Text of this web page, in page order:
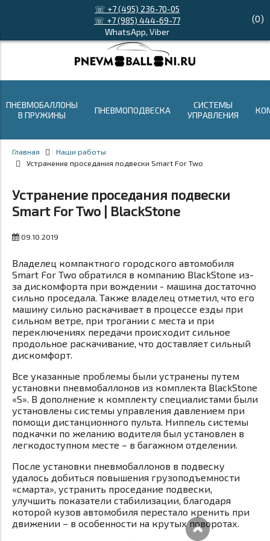
☏ +7 (495) 236-70-05
☏ +7 (985) 444-69-77
WhatsApp, Viber
(0)
ПНЕВМОБАЛЛОНЫ
В ПРУЖИНЫ
ПНЕВМОПОДВЕСКА
СИСТЕМЫ
УПРАВЛЕНИЯ
Главная
Наши работы
Устранение проседания подвески Smart For Two
Устранение проседания подвески
Smart For Two | BlackStone
09.10.2019
Владелец компактного городского автомобиля
Smart For Two обратился в компанию BlackStone из-
за дискомфорта при вождении - машина достаточно
сильно проседала. Также владелец отметил, что его
машину сильно раскачивает в процессе езды при
сильном ветре, при трогании с места и при
переключениях передачи происходит сильное
продольное раскачивание, что доставляет сильный
дискомфорт.
Все указанные проблемы были устранены путем
установки пневмобаллонов из комплекта BlackStone
«S». В дополнение к комплекту специалистами были
установлены системы управления давлением при
помощи дистанционного пульта. Ниппель системы
подкачки по желанию водителя был установлен в
легкодоступном месте – в багажном отделении.
После установки пневмобаллонов в подвеску
удалось добиться повышения грузоподъемности
«смарта», устранить проседание подвески,
улучшить показатели стабилизации, благодаря
которой кузов автомобиля перестало кренить при
движении – в особенности на крутых поворотах.